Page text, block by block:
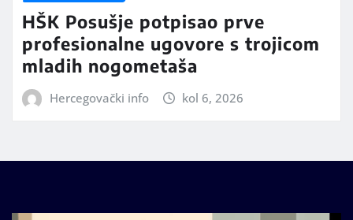
HŠK Posušje potpisao prve
profesionalne ugovore s trojicom
mladih nogometaša
Hercegovački info kol 6, 2026